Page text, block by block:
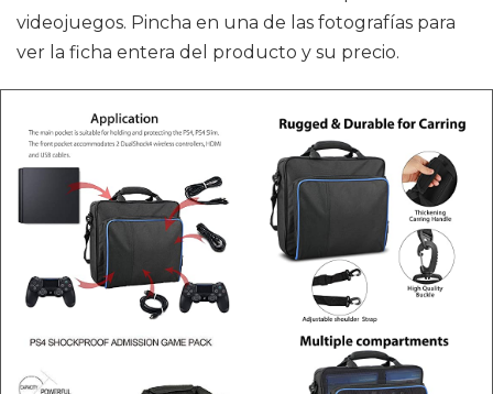
videojuegos. Pincha en una de las fotografías para
ver la ficha entera del producto y su precio.